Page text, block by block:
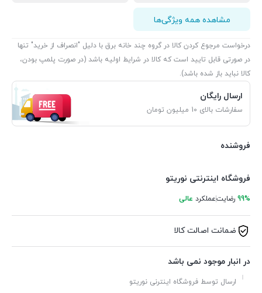
مشاهده همه ویژگی‌ها
درخواست مرجوع کردن کالا در گروه چند خانه برق با دلیل "انصراف از خرید" تنها
در صورتی قابل تایید است که کالا در شرایط اولیه باشد (در صورت پلمپ بودن،
کالا نباید باز شده باشد).
ارسال رایگان
سفارشات بالای 10 میلیون تومان
فروشنده
فروشگاه اینترنتی نوریتو
99% رضایتعملکرد عالی
ضمانت اصالت کالا
در انبار موجود نمی باشد
ارسال توسط فروشگاه اینترنی نوریتو